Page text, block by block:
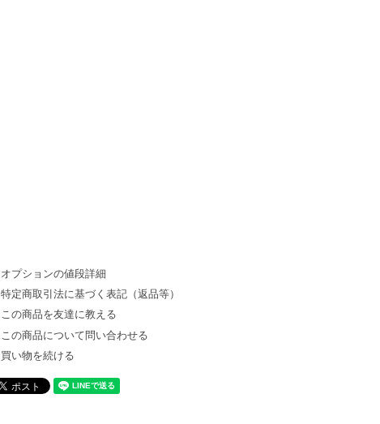
オプションの値段詳細
特定商取引法に基づく表記（返品等）
この商品を友達に教える
この商品について問い合わせる
買い物を続ける